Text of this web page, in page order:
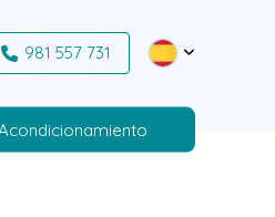
981 557 731